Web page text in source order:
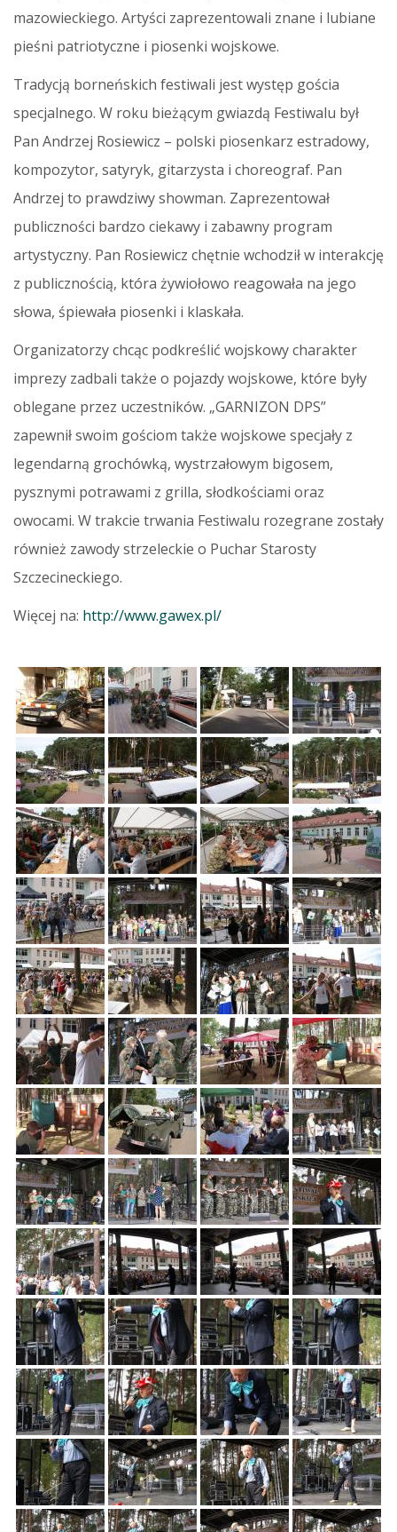
mazowieckiego. Artyści zaprezentowali znane i lubiane
pieśni patriotyczne i piosenki wojskowe.
Tradycją borneńskich festiwali jest występ gościa
specjalnego. W roku bieżącym gwiazdą Festiwalu był
Pan Andrzej Rosiewicz – polski piosenkarz estradowy,
kompozytor, satyryk, gitarzysta i choreograf. Pan
Andrzej to prawdziwy showman. Zaprezentował
publiczności bardzo ciekawy i zabawny program
artystyczny. Pan Rosiewicz chętnie wchodził w interakcję
z publicznością, która żywiołowo reagowała na jego
słowa, śpiewała piosenki i klaskała.
Organizatorzy chcąc podkreślić wojskowy charakter
imprezy zadbali także o pojazdy wojskowe, które były
oblegane przez uczestników. „GARNIZON DPS”
zapewnił swoim gościom także wojskowe specjały z
legendarną grochówką, wystrzałowym bigosem,
pysznymi potrawami z grilla, słodkościami oraz
owocami. W trakcie trwania Festiwalu rozegrane zostały
również zawody strzeleckie o Puchar Starosty
Szczecineckiego.
Więcej na: http://www.gawex.pl/